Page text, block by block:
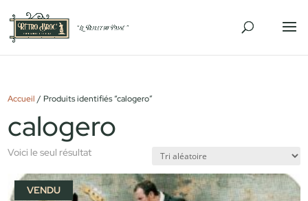
Accueil / Produits identifiés “calogero”
calogero
Voici le seul résultat
VENDU